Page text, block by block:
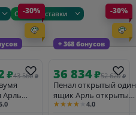
Сроки доставки
-30%
₽43 560 ₽
стеллаж
+ 368 бонусов
-30%
36 834₽52 620 ₽
Пенал открытый один
ящик Арль открытый
KCCDB
★★★★★ 4.0